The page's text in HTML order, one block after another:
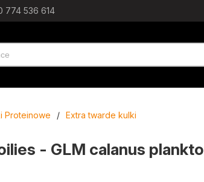
774 536 614
Proteinowe / Extra twarde kulki
- GLM calanus